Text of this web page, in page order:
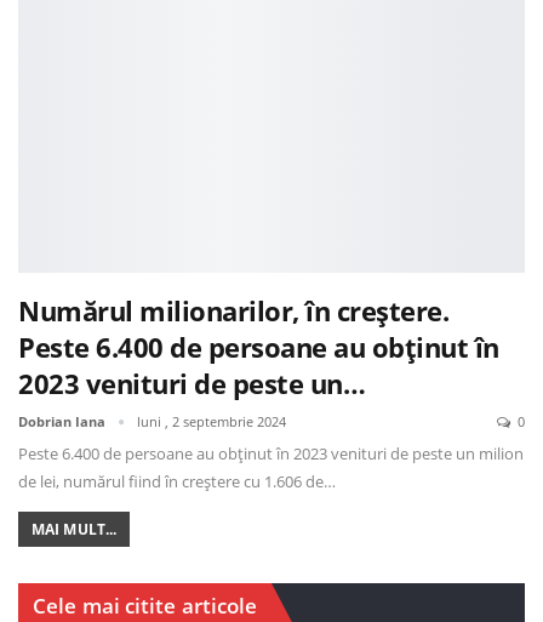
Numărul milionarilor, în creștere.
Peste 6.400 de persoane au obținut în
2023 venituri de peste un…
Dobrian Iana luni , 2 septembrie 2024 0
Peste 6.400 de persoane au obținut în 2023 venituri de peste un milion
de lei, numărul fiind în creștere cu 1.606 de…
MAI MULT...
Cele mai citite articole